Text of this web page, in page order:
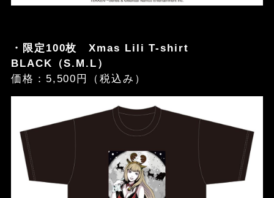
・限定100枚 Xmas Lili T-shirt
BLACK（S.M.L）
価格：5,500円（税込み）